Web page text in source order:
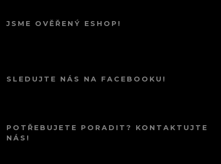
JSME OVĚŘENÝ ESHOP!
SLEDUJTE NÁS NA FACEBOOKU!
POTŘEBUJETE PORADIT? KONTAKTUJTE
NÁS!